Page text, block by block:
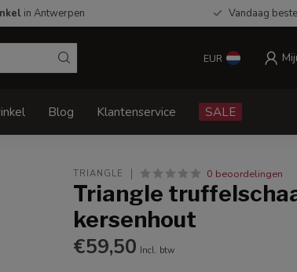
in Antwerpen Vandaag
EUR
Blog Klantenservice SALE
TRIANGLE 0 beoordelingen
Triangle
kersenhout
€59,50 Incl. btw